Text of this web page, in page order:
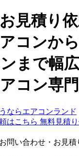
見積り
コンか
まで幅
コン専
無料見積